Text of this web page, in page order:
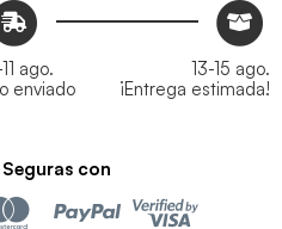
ago.
enviado
13-15 ago.
¡Entrega estimada!
con